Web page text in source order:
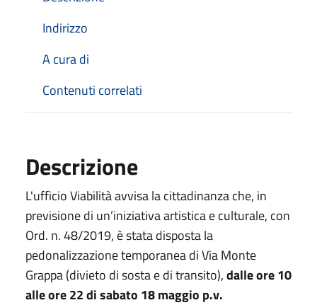
Indirizzo
A cura di
Contenuti correlati
Descrizione
L'ufficio Viabilità avvisa la cittadinanza che, in
previsione di un’iniziativa artistica e culturale, con
Ord. n. 48/2019, è stata disposta la
pedonalizzazione temporanea di Via Monte
Grappa (divieto di sosta e di transito),dalle ore 10
alle ore 22 di sabato 18 maggio p.v.